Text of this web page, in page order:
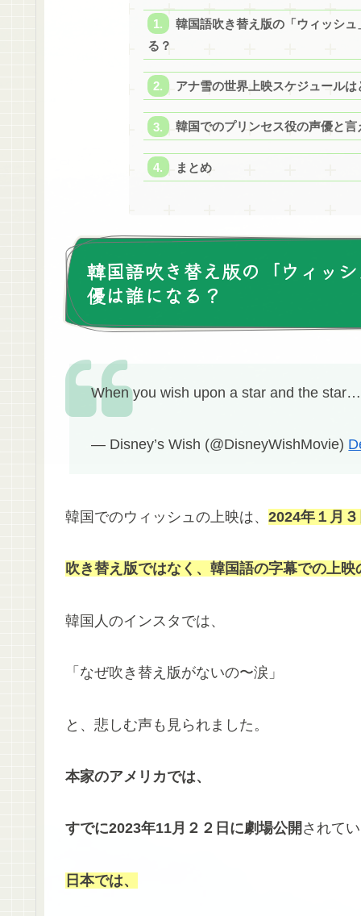
韓国語吹き替え版の「ウィッシ
る？
アナ雪の世界上映スケジュールは
韓国でのプリンセス役の声優と言
まとめ
韓国語吹き替え版の「ウィッ
優は誰になる？
When you wish upon a star and the
— Disney’s Wish (@DisneyWishMovie)
韓国でのウィッシュの上映は、 2024年１月
吹き替え版ではなく、韓国語の字幕での上映
韓国人のインスタでは、
「なぜ吹き替え版がないの〜涙」
と、悲しむ声も見られました。
本家のアメリカでは、
すでに2023年11月２２日に劇場公開 されて
日本では、